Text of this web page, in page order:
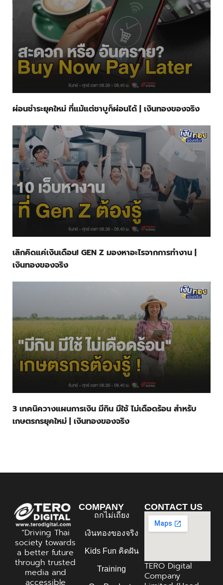
ผ่อนชำระยุคใหม่ ที่แม้แต่ชาบูก็ผ่อนได้ | เงินทองของจริง
เลิกคิดแค่เงินเดือน! GEN Z มองหาอะไรจากการทำงาน |
เงินทองของจริง
3 เทคนิควางแผนการเงิน มีกิน มีใช้ ไม่เดือดร้อน สำหรับ
เกษตรกรยุคใหม่ | เงินทองของจริง
“Driving Thai
society towards
a better future
through trusted
media and
COMPANY
ถกไม่เถียง
เงินทองของจริง
Kids Fun คิดฝัน
Training
CONTACT US
TERO Digital
Company